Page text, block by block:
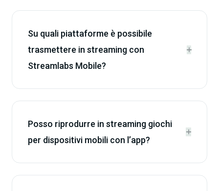
Su quali piattaforme è possibile
trasmettere in streaming con
Streamlabs Mobile?


Posso riprodurre in streaming giochi
per dispositivi mobili con l’app?

